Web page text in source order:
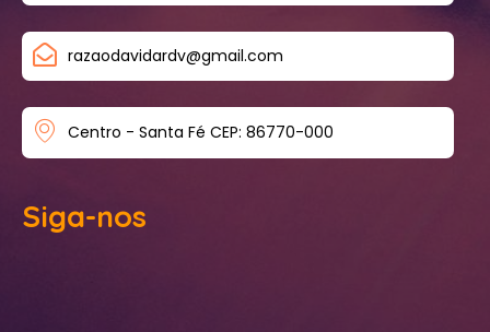
razaodavidardv@gmail.com
Centro - Santa Fé CEP: 86770-000
Siga-nos